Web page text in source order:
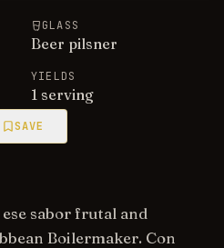
GLASS
Beer pilsner
YIELDS
1 serving
SAVE
sabor frutal and
Boilermaker. Con